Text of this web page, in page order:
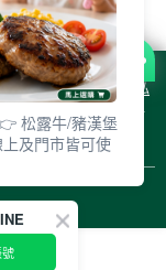
之詳情，及若您不希
，請參閱本網站「
隱私
意本公司得按本網站使
松露牛/豬漢堡
及門市皆可使